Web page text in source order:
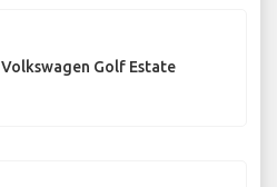
Volkswagen Golf Estate